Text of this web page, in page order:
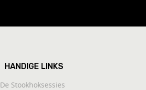
HANDIGE LINKS
De Stookhoksessies